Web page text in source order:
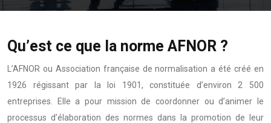
Qu’est ce que la norme AFNOR ?
L’AFNOR ou Association française de normalisation a été créé en
1926 régissant par la loi 1901, constituée d’environ 2 500
entreprises. Elle a pour mission de coordonner ou d’animer le
processus d’élaboration des normes dans la promotion de leur